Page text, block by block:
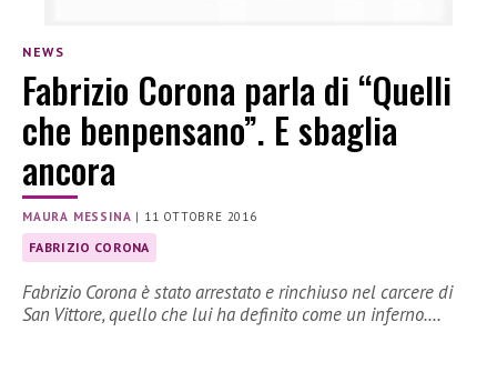
NEWS
Fabrizio Corona parla di “Quelli
che benpensano”. E sbaglia
ancora
MAURA MESSINA | 11 OTTOBRE 2016
FABRIZIO CORONA
Fabrizio Corona è stato arrestato e rinchiuso nel carcere di
San Vittore, quello che lui ha definito come un inferno.…